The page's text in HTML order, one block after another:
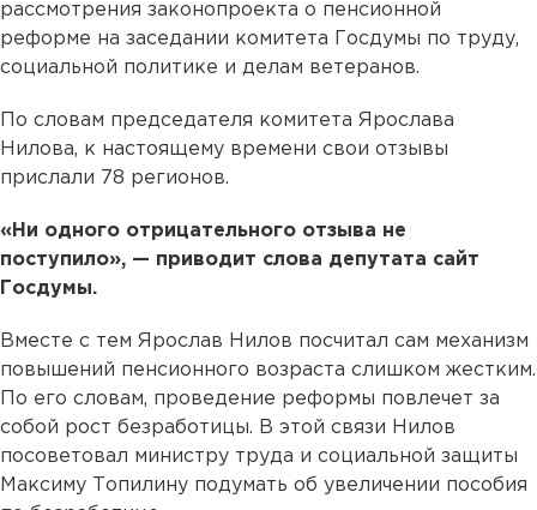
рассмотрения законопроекта о пенсионной
реформе на заседании комитета Госдумы по труду,
социальной политике и делам ветеранов.
По словам председателя комитета Ярослава
Нилова, к настоящему времени свои отзывы
прислали 78 регионов.
«Ни одного отрицательного отзыва не
поступило», — приводит слова депутата сайт
Госдумы.
Вместе с тем Ярослав Нилов посчитал сам механизм
повышений пенсионного возраста слишком жестким.
По его словам, проведение реформы повлечет за
собой рост безработицы. В этой связи Нилов
посоветовал министру труда и социальной защиты
Максиму Топилину подумать об увеличении пособия